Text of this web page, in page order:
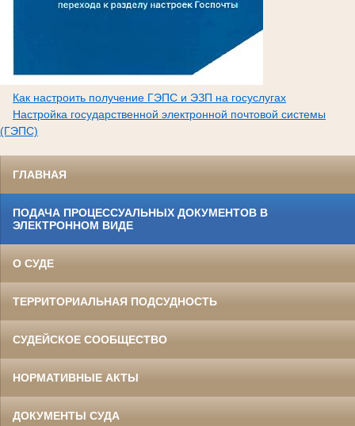
Как настроить получение ГЭПС и ЭЗП на госуслугах
Настройка государственной электронной почтовой системы
(ГЭПС)
ГЛАВНАЯ
ПОДАЧА ПРОЦЕССУАЛЬНЫХ ДОКУМЕНТОВ В
ЭЛЕКТРОННОМ ВИДЕ
О СУДЕ
ТЕРРИТОРИАЛЬНАЯ ПОДСУДНОСТЬ
СУДЕЙСКОЕ СООБЩЕСТВО
НОРМАТИВНЫЕ АКТЫ
ДОКУМЕНТЫ СУДА